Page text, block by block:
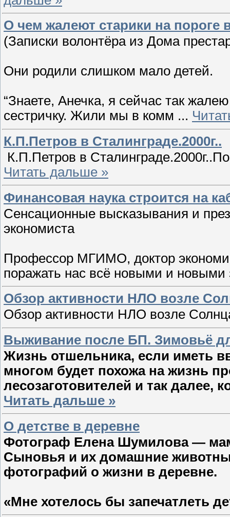
О чем жалеют старики на пороге
(Записки волонтёра из Дома
Они родили слишком мало детей.
“Знаете, Анечка, я сейчас так
сестричку. Жили мы в комм ...
К.П.Петров в Сталинграде.2000г..
К.П.Петров в
Читать дальше »
Финансовая наука строится на
Сенсационные высказывания и
экономиста
Профессор МГИМО, доктор
поражать нас всё новыми и
Обзор активности НЛО возле
Обзор активности НЛО возле
Выживание после БП. Зимовьё
Жизнь отшельника, если иметь
многом будет похожа на жизнь
лесозаготовителей и так
Читать дальше »
О детстве в деревне
Фотограф Елена Шумилова —
Сыновья и их домашние
фотографий о жизни в деревне.
«Мне хотелось бы запечатлеть